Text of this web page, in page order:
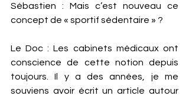
Sébastien : Mais c’est nouveau ce
concept de « sportif sédentaire » ?
Le Doc : Les cabinets médicaux ont
conscience de cette notion depuis
toujours. Il y a des années, je me
souviens avoir écrit un article autour